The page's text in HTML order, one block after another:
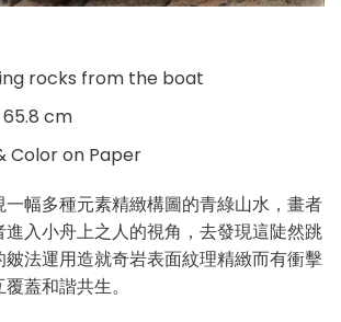
rocks from the boat
65.8 cm
Color on Paper
幅多種元素精緻構圖的⻘綠⼭⽔，畫者
⼊⼩⾈上之⼈的視⾓，去發現這陡然跳
法運⽤造就奇岩表⾯紋理精緻⽽有衝擊
蓋和諧共⽣。